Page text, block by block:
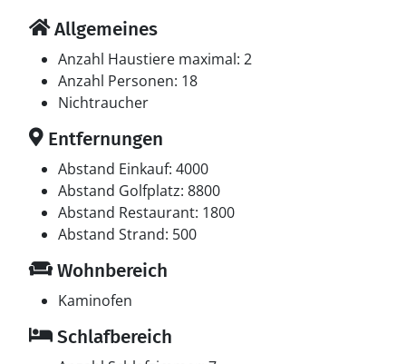
Allgemeines
Anzahl Haustiere maximal: 2
Anzahl Personen: 18
Nichtraucher
Entfernungen
Abstand Einkauf: 4000
Abstand Golfplatz: 8800
Abstand Restaurant: 1800
Abstand Strand: 500
Wohnbereich
Kaminofen
Schlafbereich